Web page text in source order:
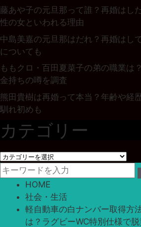
藤あや子の元旦那って誰？再婚はし
性の女といわれる理由
中島美嘉の元旦那はだれ？再婚はし
についても
ももクロ・百田夏菜子の弟の職業は
金持ちの噂を調査
熊田貴樹は再婚って本当？年齢や経
馴れ初めも
カテゴリー
カ
テ
ゴ
HOME
社会・生活
軽自動車の白ナンバー取得方
は？ラグビーWC特別仕様で脱